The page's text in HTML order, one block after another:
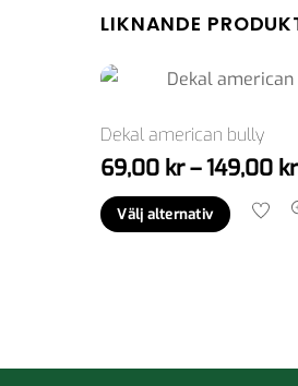
LIKNANDE
Dekal american bully
69,00 kr–149,00 kr
Välj alternativ
Den